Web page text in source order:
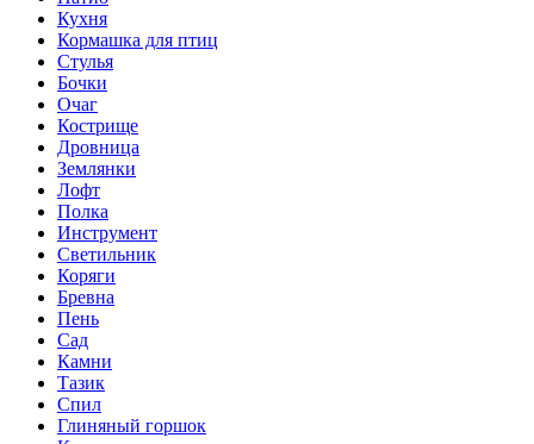
Кухня
Кормашка для птиц
Стулья
Бочки
Очаг
Кострище
Дровница
Землянки
Лофт
Полка
Инструмент
Светильник
Коряги
Бревна
Пень
Сад
Камни
Тазик
Спил
Глиняный горшок